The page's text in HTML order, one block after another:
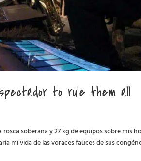
to rule them all
soberana y 27 kg de equipos sobre mis
mi vida de las voraces fauces de sus